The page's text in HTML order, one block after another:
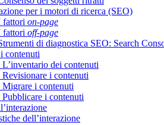
per i motori di ricerca (SEO)
fattori on-page
fattori off-page
di diagnostica SEO: Search
contenuti
dei contenuti
Revisionare i contenuti
Migrare i contenuti
Pubblicare i contenuti
dell’interazione